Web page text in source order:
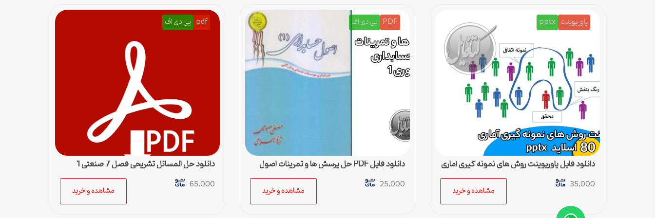
پاورپوینت pptx
دانلود فایل پاورپوینت روش های نمونه گیری آماری
35,000
مشاهده و خرید
PDF پی دی اف
دانلود فایل PDF حل پرسش ها و تمرینات اصول
حسابداری 1 صبوری
25,000
مشاهده و خرید
pdf پی دی اف
دانلود حل المسائل تشریحی فصل 7 صنعتی 1
عثمانی
65,000
مشاهده و خرید